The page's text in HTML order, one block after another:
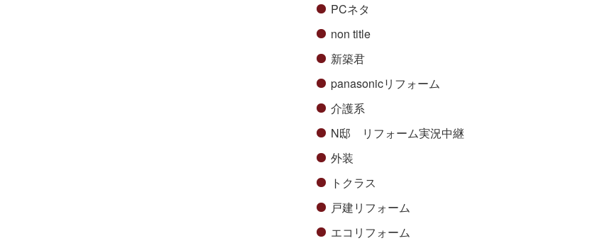
PCネタ
non title
新築君
panasonicリフォーム
介護系
N邸 リフォーム実況中継
外装
トクラス
戸建リフォーム
エコリフォーム